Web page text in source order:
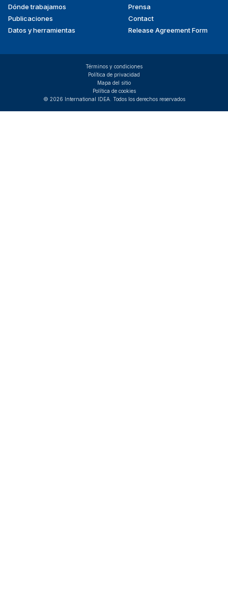
Dónde trabajamos
Publicaciones
Datos y herramientas
Prensa
Contact
Release Agreement Form
© 2026 International IDEA. Todos los derechos reservados
Términos y condiciones
Política de privacidad
Mapa del sitio
Política de cookies